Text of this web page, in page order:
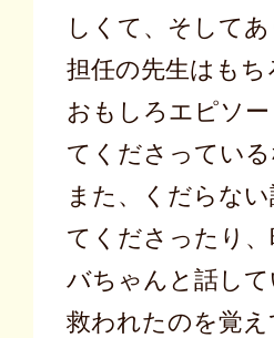
しくて、そして
担任の先生はも
おもしろエピソ
てくださってい
また、くだらな
てくださったり
バちゃんと話し
救われたのを覚え